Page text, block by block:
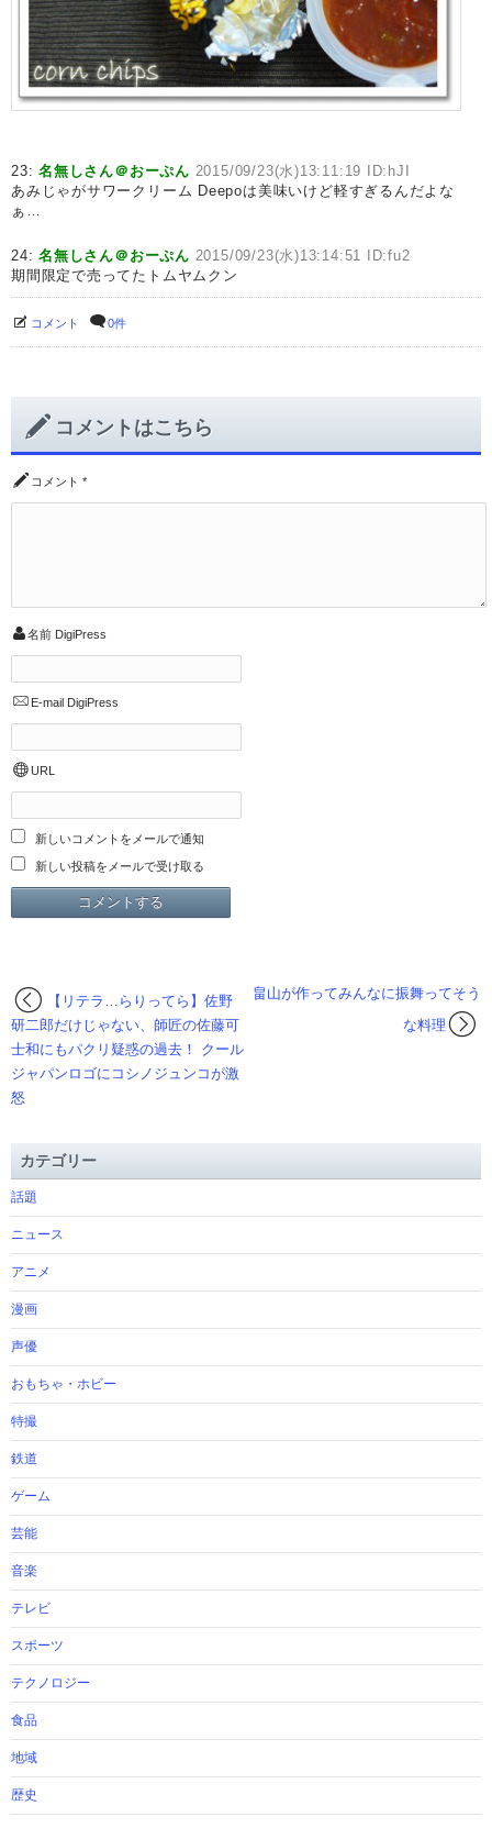
23:名無しさん＠おーぷん 2015/09/23(水)13:11:19 ID:hJI
あみじゃがサワークリーム Deepoは美味いけど軽すぎるんだよな
ぁ…
24:名無しさん＠おーぷん 2015/09/23(水)13:14:51 ID:fu2
期間限定で売ってたトムヤムクン
コメント 0件
コメントはこちら
コメント *
名前 DigiPress
E-mail DigiPress
URL
新しいコメントをメールで通知
新しい投稿をメールで受け取る
畠山が作ってみんなに振舞ってそう
な料理
【リテラ…らりってら】佐野
研二郎だけじゃない、師匠の佐藤可
士和にもパクリ疑惑の過去！ クール
ジャパンロゴにコシノジュンコが激
怒
カテゴリー
話題
ニュース
アニメ
漫画
声優
おもちゃ・ホビー
特撮
鉄道
ゲーム
芸能
音楽
テレビ
スポーツ
テクノロジー
食品
地域
歴史